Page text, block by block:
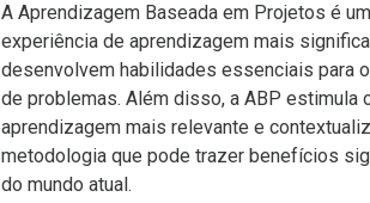
A Aprendizagem Baseada em Projetos é
experiência de aprendizagem mais
desenvolvem habilidades essenciais para
de problemas. Além disso, a ABP estimula
aprendizagem mais relevante e
metodologia que pode trazer benefícios
do mundo atual.